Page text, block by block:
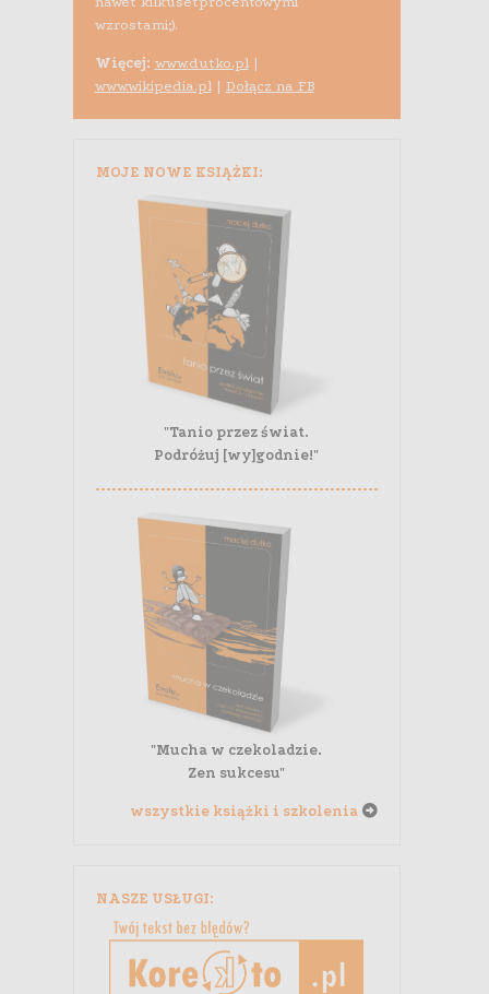
wzrostami;).
Więcej: www.dutko.pl|
www.wikipedia.pl| Dołącz na FB
MOJE NOWE KSIĄŻKI:
"Tanio przez świat.
Podróżuj [wy]godnie!"
"Mucha w czekoladzie.
Zen sukcesu"
wszystkie książki i szkolenia
NASZE USŁUGI: